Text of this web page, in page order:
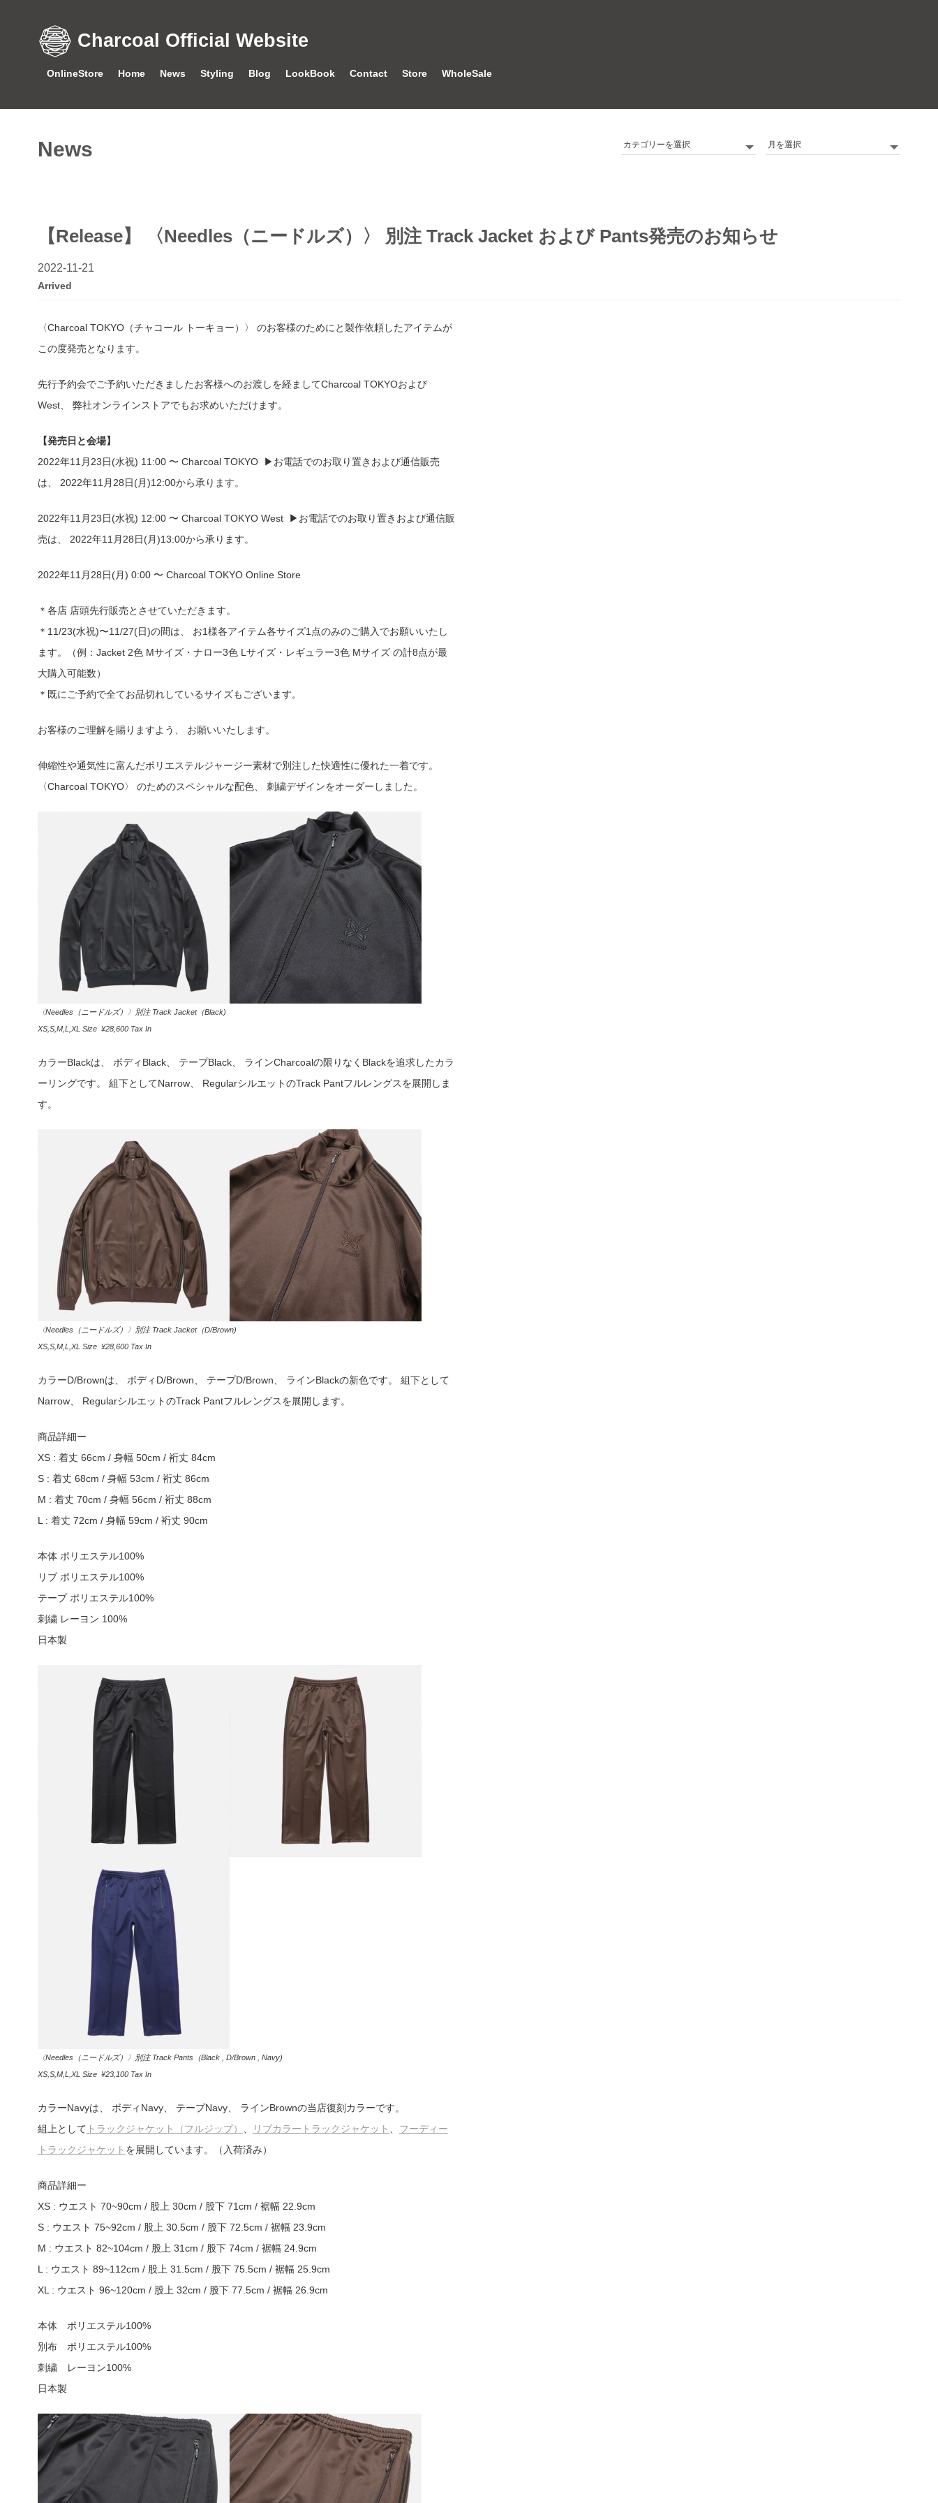
Charcoal Official Website
OnlineStore Home News Styling Blog LookBook Contact Store WholeSale
News
カ
Archives
【Release】 〈Needles（ニードルズ）〉 別注 Track Jacket および Pants発売のお知らせ
2022-11-21
Arrived
〈Charcoal TOKYO（チャコール トーキョー）〉 のお客様のためにと製作依頼したアイテムが
この度発売となります。
先行予約会でご予約いただきましたお客様へのお渡しを経ましてCharcoal TOKYOおよび
West、 弊社オンラインストアでもお求めいただけます。
【発売日と会場】
2022年11月23日(水祝) 11:00 〜 Charcoal TOKYO ▶︎お電話でのお取り置きおよび通信販売
は、 2022年11月28日(月)12:00から承ります。
2022年11月23日(水祝) 12:00 〜 Charcoal TOKYO West ▶︎お電話でのお取り置きおよび通信販
売は、 2022年11月28日(月)13:00から承ります。
2022年11月28日(月) 0:00 〜 Charcoal TOKYO Online Store
＊各店 店頭先行販売とさせていただきます。
＊11/23(水祝)〜11/27(日)の間は、 お1様各アイテム各サイズ1点のみのご購入でお願いいたし
ます。（例：Jacket 2色 Mサイズ・ナロー3色 Lサイズ・レギュラー3色 Mサイズ の計8点が最
大購入可能数）
＊既にご予約で全てお品切れしているサイズもございます。
お客様のご理解を賜りますよう、 お願いいたします。
伸縮性や通気性に富んだポリエステルジャージー素材で別注した快適性に優れた一着です。
〈Charcoal TOKYO〉 のためのスペシャルな配色、 刺繍デザインをオーダーしました。
〈Needles（ニードルズ）〉別注 Track Jacket（Black)
XS,S,M,L,XL Size ¥28,600 Tax In
カラーBlackは、 ボディBlack、 テープBlack、 ラインCharcoalの限りなくBlackを追求したカラ
ーリングです。 組下としてNarrow、 RegularシルエットのTrack Pantフルレングスを展開しま
す。
〈Needles（ニードルズ）〉別注 Track Jacket（D/Brown)
XS,S,M,L,XL Size ¥28,600 Tax In
カラーD/Brownは、 ボディD/Brown、 テープD/Brown、 ラインBlackの新色です。 組下として
Narrow、 RegularシルエットのTrack Pantフルレングスを展開します。
商品詳細ー
XS : 着丈 66cm / 身幅 50cm / 裄丈 84cm
S : 着丈 68cm / 身幅 53cm / 裄丈 86cm
M : 着丈 70cm / 身幅 56cm / 裄丈 88cm
L : 着丈 72cm / 身幅 59cm / 裄丈 90cm
本体 ポリエステル100%
リブ ポリエステル100%
テープ ポリエステル100%
刺繍 レーヨン 100%
日本製
〈Needles（ニードルズ）〉別注 Track Pants（Black , D/Brown , Navy)
XS,S,M,L,XL Size ¥23,100 Tax In
カラーNavyは、 ボディNavy、 テープNavy、 ラインBrownの当店復刻カラーです。
組上として トラックジャケット（フルジップ） リブカラートラックジャケット
フーディー
トラックジャケット を展開しています。（入荷済み）
商品詳細ー
XS : ウエスト 70~90cm / 股上 30cm / 股下 71cm / 裾幅 22.9cm
S : ウエスト 75~92cm / 股上 30.5cm / 股下 72.5cm / 裾幅 23.9cm
M : ウエスト 82~104cm / 股上 31cm / 股下 74cm / 裾幅 24.9cm
L : ウエスト 89~112cm / 股上 31.5cm / 股下 75.5cm / 裾幅 25.9cm
XL : ウエスト 96~120cm / 股上 32cm / 股下 77.5cm / 裾幅 26.9cm
本体 ポリエステル100%
別布 ポリエステル100%
刺繍 レーヨン100%
日本製